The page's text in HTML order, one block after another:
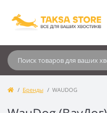
Бренды WAUDOG